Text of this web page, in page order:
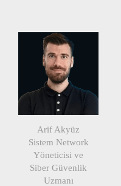
Arif Akyüz
Sistem Network
Yöneticisi ve
Siber Güvenlik
Uzmanı